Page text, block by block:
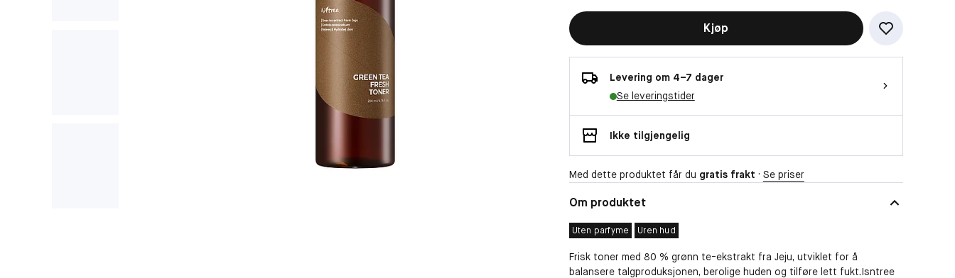
Kjøp
Levering om 4–7 dager
Se leveringstider
Ikke tilgjengelig
Med dette produktet får du gratis frakt · Se priser
Om produktet
Uten parfyme Uren hud
Frisk toner med 80 % grønn te-ekstrakt fra Jeju, utviklet for å
balansere talgproduksjonen, berolige huden og tilføre lett fukt.Isntree